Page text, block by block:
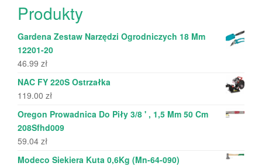
Produkty
Gardena Zestaw Narzędzi Ogrodniczych 18 Mm
12201-20
46.99 zł
NAC FY 220S Ostrzałka
119.00 zł
Oregon Prowadnica Do Piły 3/8 ' , 1,5 Mm 50 Cm
208Sfhd009
59.04 zł
Modeco Siekiera Kuta 0,6Kg (Mn-64-090)